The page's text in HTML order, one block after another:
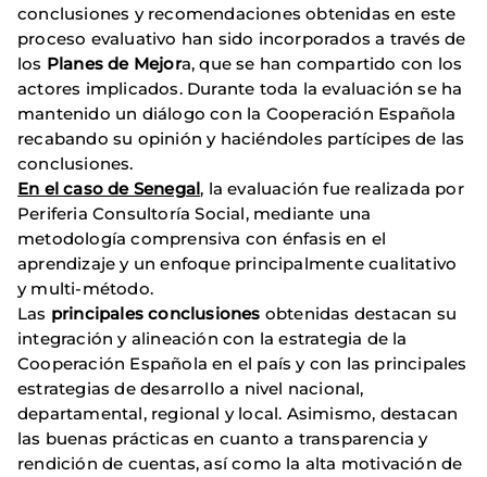
conclusiones y recomendaciones obtenidas en este
proceso evaluativo han sido incorporados a través de
los Planes de Mejora, que se han compartido con los
actores implicados. Durante toda la evaluación se ha
mantenido un diálogo con la Cooperación Española
recabando su opinión y haciéndoles partícipes de las
conclusiones.
En el caso de Senegal, la evaluación fue realizada por
Periferia Consultoría Social, mediante una
metodología comprensiva con énfasis en el
aprendizaje y un enfoque principalmente cualitativo
y multi-método.
Las principales conclusiones obtenidas destacan su
integración y alineación con la estrategia de la
Cooperación Española en el país y con las principales
estrategias de desarrollo a nivel nacional,
departamental, regional y local. Asimismo, destacan
las buenas prácticas en cuanto a transparencia y
rendición de cuentas, así como la alta motivación de